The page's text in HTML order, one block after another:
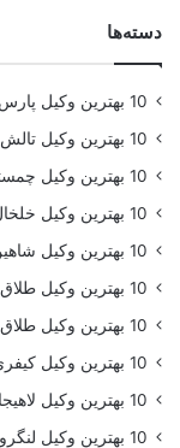
دسته‌ها
10 بهترین وکیل پارس آباد🥇【آپدیت جدید】⚖️
10 بهترین وکیل تالش🥇【آپدیت جدید】⚖️
10 بهترین وکیل چمستان ⚖️ update 2026
10 بهترین وکیل خلخال 🥇【آپدیت جدید】⚖️
10 بهترین وکیل شاهین شهر🥇【آپدیت جدید】⚖️
10 بهترین وکیل طلاق توافقی کرج 🥇【آپدیت جدید】⚖️
10 بهترین وکیل طلاق کرج 🥇【آپدیت جدید】⚖️
10 بهترین وکیل کیفری کرج 🥇【آپدیت جدید】⚖️
10 بهترین وکیل لاهیجان کیست ؟🥇【آپدیت جدید】⚖️
10 بهترین وکیل لنگرود🥇【آپدیت جدید】⚖️